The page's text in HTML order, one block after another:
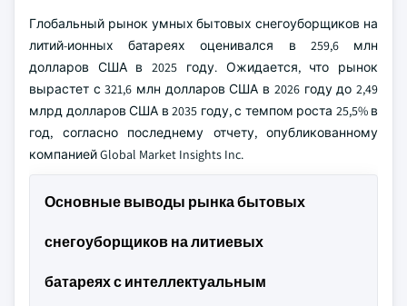
Глобальный рынок умных бытовых снегоуборщиков на
литий-ионных батареях оценивался в 259,6 млн
долларов США в 2025 году. Ожидается, что рынок
вырастет с 321,6 млн долларов США в 2026 году до 2,49
млрд долларов США в 2035 году, с темпом роста 25,5% в
год, согласно последнему отчету, опубликованному
компанией Global Market Insights Inc.
Основные выводы рынка бытовых
снегоуборщиков на литиевых
батареях с интеллектуальным